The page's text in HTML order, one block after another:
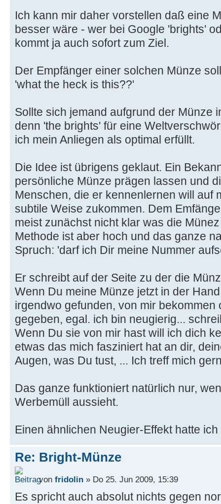
Ich kann mir daher vorstellen daß eine
besser wäre - wer bei Google 'brights'
kommt ja auch sofort zum Ziel.
Der Empfänger einer solchen Münze
'what the heck is this??'
Sollte sich jemand aufgrund der Münze
denn 'the brights' für eine
ich mein Anliegen als optimal erfüllt.
Die Idee ist übrigens geklaut. Ein
persönliche Münze prägen lassen und
Menschen, die er kennenlernen will auf
subtile Weise zukommen. Dem
meist zunächst nicht klar was die
Methode ist aber hoch und das ganze
Spruch: 'darf ich Dir meine Nummer
Er schreibt auf der Seite zu der die
Wenn Du meine Münze jetzt in der
irgendwo gefunden, von mir bekommen
gegeben, egal. ich bin neugierig...
Wenn Du sie von mir hast will ich dich
etwas das mich fasziniert hat an dir,
Augen, was Du tust, ... Ich treff mich
Das ganze funktioniert natürlich nur,
Werbemüll aussieht.
Einen ähnlichen Neugier-Effekt hatte
Re: Bright-Münze
von fridolin » Do 25. Jun 2009, 15:39
Es spricht auch absolut nichts gegen